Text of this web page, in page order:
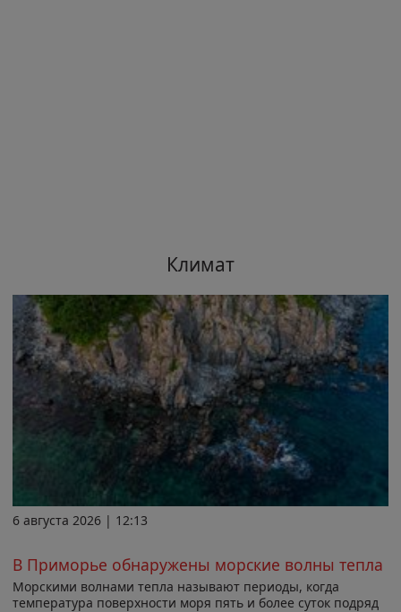
Климат
6 августа 2026 | 12:13
В Приморье обнаружены морские волны тепла
Морскими волнами тепла называют периоды, когда
температура поверхности моря пять и более суток подряд